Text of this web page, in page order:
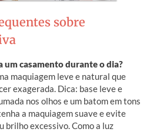
sobre
um casamento durante o dia?
maquiagem leve e natural que
exagerada. Dica: base leve e
nos olhos e um batom em tons
a maquiagem suave e evite
brilho excessivo. Como a luz